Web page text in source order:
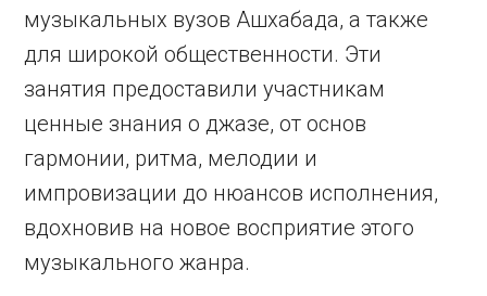
музыкальных вузов Ашхабада, а также
для широкой общественности. Эти
занятия предоставили участникам
ценные знания о джазе, от основ
гармонии, ритма, мелодии и
импровизации до нюансов исполнения,
вдохновив на новое восприятие этого
музыкального жанра.